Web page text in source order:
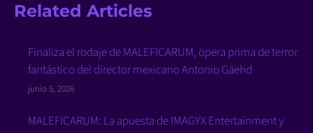
Related Articles
Finaliza el rodaje de MALEFICARUM, ópera prima de terror
fantástico del director mexicano Antonio Gäehd
junio 5, 2026
MALEFICARUM: La apuesta de IMAGYX Entertainment y